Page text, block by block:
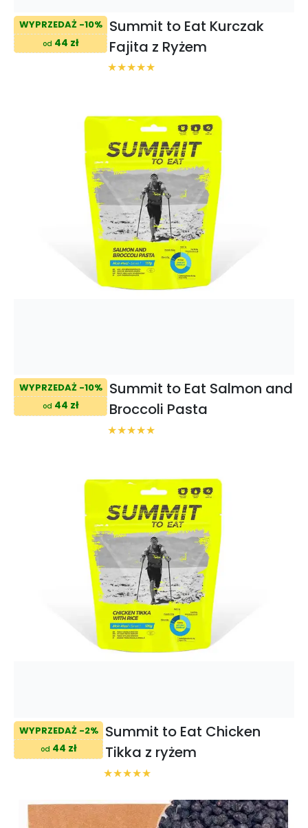
WYPRZEDAŻ -10%
od 44 zł
Summit to Eat Kurczak
Fajita z Ryżem
WYPRZEDAŻ -10%
od 44 zł
Summit to Eat Salmon and
Broccoli Pasta
WYPRZEDAŻ -2%
od 44 zł
Summit to Eat Chicken
Tikka z ryżem